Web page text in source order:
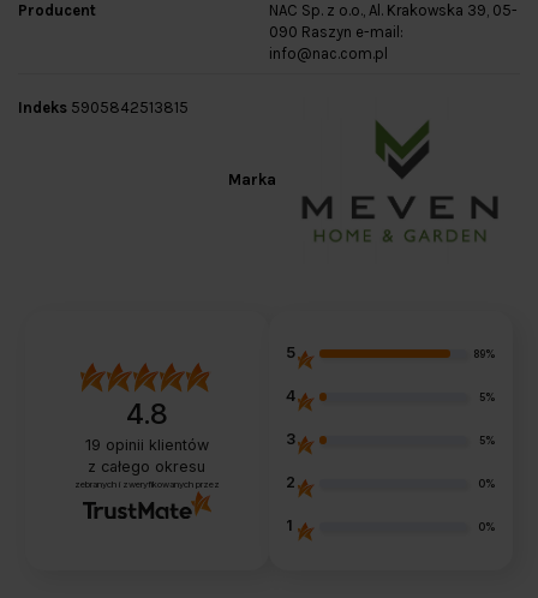
Producent
NAC Sp. z o.o., Al. Krakowska 39, 05-
090 Raszyn e-mail:
info@nac.com.pl
Marka
Indeks 5905842513815
4.8
19 opinii klientów
z całego okresu
zebranych i zweryfikowanych przez
5 89%
4 5%
3 5%
2 0%
1 0%